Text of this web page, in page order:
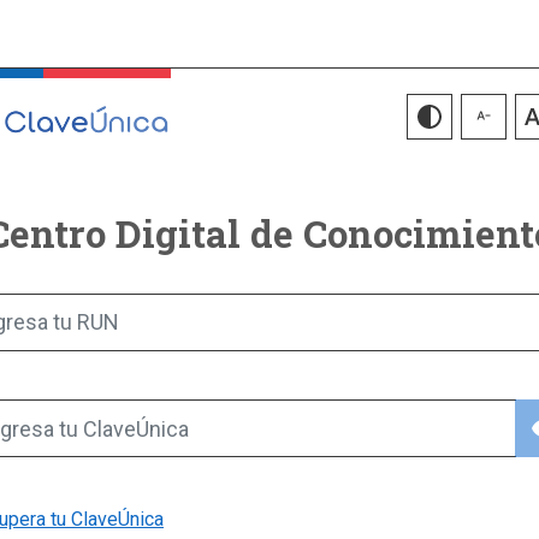
Digital de
tu RUN
tu ClaveÚnica
tu ClaveÚnica